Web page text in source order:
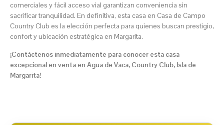
comerciales y fácil acceso vial garantizan conveniencia sin
sacrificar tranquilidad. En definitiva, esta casa en Casa de Campo
Country Club es la elección perfecta para quienes buscan prestigio,
confort y ubicación estratégica en Margarita.
¡Contáctenos inmediatamente para conocer esta casa
excepcional en venta en Agua de Vaca, Country Club, Isla de
Margarita!